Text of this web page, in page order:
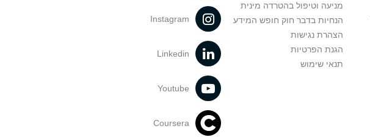
מניעה וטיפול בהטרדה מינית
הנחיות בדבר חוק חופש המידע
הצהרת נגישות
הגנת הפרטיות
תנאי שימוש
Instagram
Linkedin
Youtube
Coursera